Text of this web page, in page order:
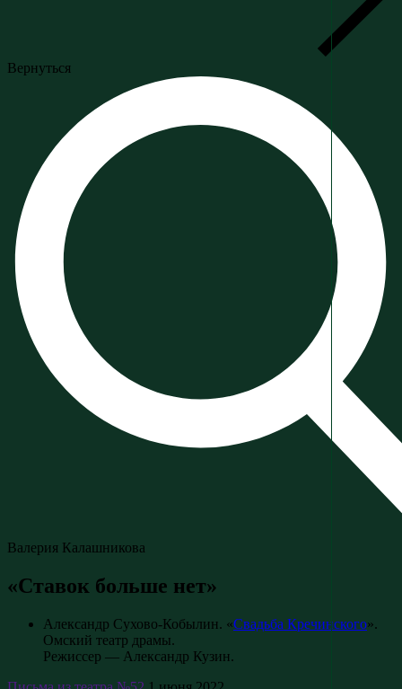
Вернуться
Валерия Калашникова
«Ставок больше нет»
Александр Сухово-Кобылин. «Свадьба Кречинского».
Омский театр драмы.
Режиссер — Александр Кузин.